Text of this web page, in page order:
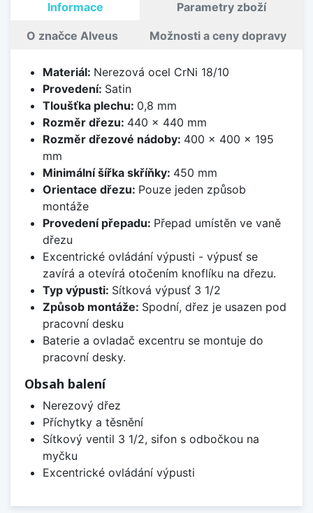
Informace Parametry zboží
O značce Alveus Možnosti a ceny dopravy
Materiál: Nerezová ocel CrNi 18/10
Provedení: Satin
Tloušťka plechu: 0,8 mm
Rozměr dřezu: 440 x 440 mm
Rozměr dřezové nádoby: 400 x 400 x 195
mm
Minimální šířka skříňky: 450 mm
Orientace dřezu: Pouze jeden způsob
montáže
Provedení přepadu: Přepad umístěn ve vaně
dřezu
Excentrické ovládání výpusti - výpusť se
zavírá a otevírá otočením knoflíku na dřezu.
Typ výpusti: Sítková výpusť 3 1/2
Způsob montáže: Spodní, dřez je usazen pod
pracovní desku
Baterie a ovladač excentru se montuje do
pracovní desky.
Obsah balení
Nerezový dřez
Příchytky a těsnění
Sítkový ventil 3 1/2, sifon s odbočkou na
myčku
Excentrické ovládání výpusti